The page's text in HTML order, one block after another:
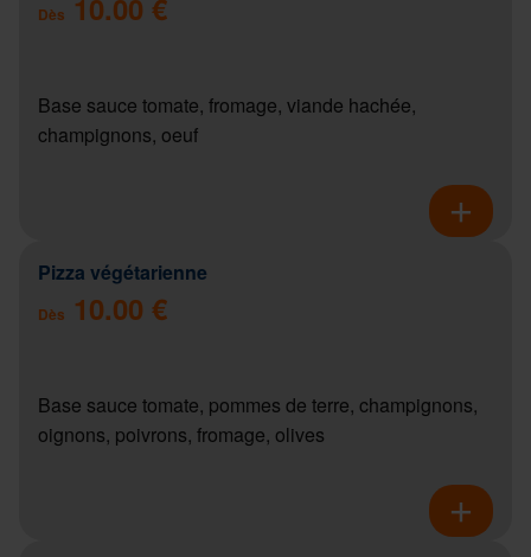
Dès
Base sauce tomate, fromage, viande hachée,
champignons, oeuf
Pizza végétarienne
Dès 10.00 €
Base sauce tomate, pommes de terre, champignons,
oignons, poivrons, fromage, olives